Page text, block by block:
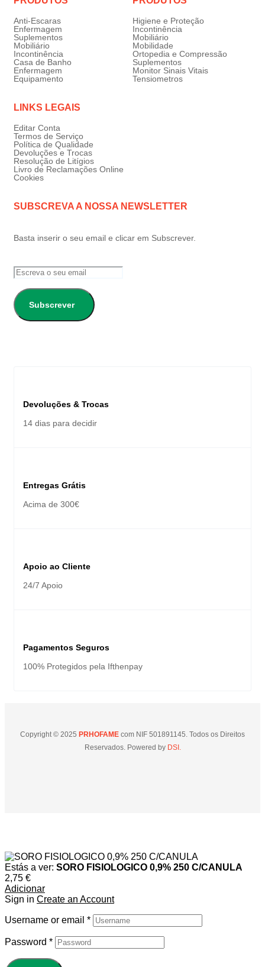
Anti-Escaras
Enfermagem
Suplementos
Mobiliário
Incontinência
Casa de Banho
Enfermagem
Equipamento
Higiene e Proteção
Incontinência
Mobiliário
Mobilidade
Ortopedia e Compressão
Suplementos
Monitor Sinais Vitais
Tensiometros
LINKS LEGAIS
Editar Conta
Termos de Serviço
Política de Qualidade
Devoluções e Trocas
Resolução de Litígios
Livro de Reclamações Online
Cookies
SUBSCREVA A NOSSA NEWSLETTER
Basta inserir o seu email e clicar em Subscrever.
Subscrever
Devoluções & Trocas
14 dias para decidir
Entregas Grátis
Acima de 300€
Apoio ao Cliente
24/7 Apoio
Pagamentos Seguros
100% Protegidos pela Ifthenpay
Copyright © 2025 PRHOFAME com NIF 501891145. Todos os Direitos
Reservados. Powered byDSI.
Estás a ver: SORO FISIOLOGICO 0,9% 250 C/CANULA
2,75 €
Adicionar
Sign in Create an Account
Username or email *
Password *